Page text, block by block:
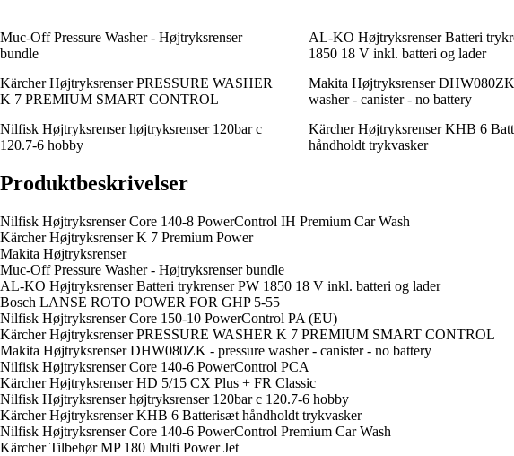
Muc-Off Pressure Washer - Højtryksrenser
bundle
AL-KO Højtryksrenser Batteri
1850 18 V inkl. batteri og lader
Kärcher Højtryksrenser PRESSURE WASHER
K 7 PREMIUM SMART CONTROL
Makita Højtryksrenser DHW080ZK
washer - canister - no battery
Nilfisk Højtryksrenser højtryksrenser 120bar c
120.7-6 hobby
Kärcher Højtryksrenser KHB 6
håndholdt trykvasker
Produktbeskrivelser
Nilfisk Højtryksrenser Core 140-8 PowerControl IH Premium Car Wash
Kärcher Højtryksrenser K 7 Premium Power
Makita Højtryksrenser
Muc-Off Pressure Washer - Højtryksrenser bundle
AL-KO Højtryksrenser Batteri trykrenser PW 1850 18 V inkl. batteri og lader
Bosch LANSE ROTO POWER FOR GHP 5-55
Nilfisk Højtryksrenser Core 150-10 PowerControl PA (EU)
Kärcher Højtryksrenser PRESSURE WASHER K 7 PREMIUM SMART CONTROL
Makita Højtryksrenser DHW080ZK - pressure washer - canister - no battery
Nilfisk Højtryksrenser Core 140-6 PowerControl PCA
Kärcher Højtryksrenser HD 5/15 CX Plus + FR Classic
Nilfisk Højtryksrenser højtryksrenser 120bar c 120.7-6 hobby
Kärcher Højtryksrenser KHB 6 Batterisæt håndholdt trykvasker
Nilfisk Højtryksrenser Core 140-6 PowerControl Premium Car Wash
Kärcher Tilbehør MP 180 Multi Power Jet